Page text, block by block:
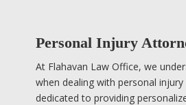
Personal Injury
At Flahavan Law Office, we
when dealing with personal
dedicated to providing